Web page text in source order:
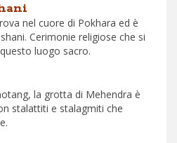
nel cuore di Pokhara ed è
Cerimonie religiose che si
luogo sacro.
la grotta di Mehendra è
stalattiti e stalagmiti che